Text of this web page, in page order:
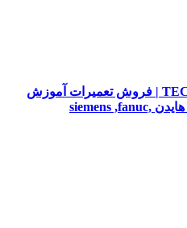
تکنوست TECHNOSET | فروش تعمیرات آموزش
برنامه نویسی cnc زیمنس فانوک هایدن siemens ,fanuc,